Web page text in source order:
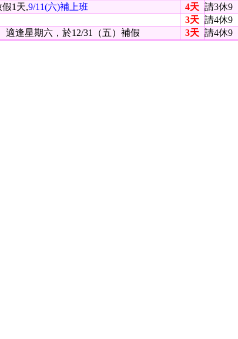
1天,9/11(六)補上班 4天 請3休9
3天 請4休9
適逢星期六，於12/31（五）補假 3天 請4休9